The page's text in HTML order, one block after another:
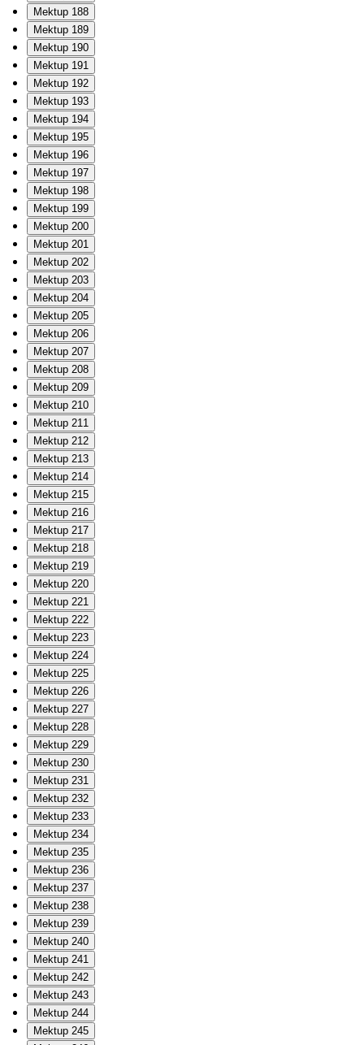
Mektup 188
Mektup 189
Mektup 190
Mektup 191
Mektup 192
Mektup 193
Mektup 194
Mektup 195
Mektup 196
Mektup 197
Mektup 198
Mektup 199
Mektup 200
Mektup 201
Mektup 202
Mektup 203
Mektup 204
Mektup 205
Mektup 206
Mektup 207
Mektup 208
Mektup 209
Mektup 210
Mektup 211
Mektup 212
Mektup 213
Mektup 214
Mektup 215
Mektup 216
Mektup 217
Mektup 218
Mektup 219
Mektup 220
Mektup 221
Mektup 222
Mektup 223
Mektup 224
Mektup 225
Mektup 226
Mektup 227
Mektup 228
Mektup 229
Mektup 230
Mektup 231
Mektup 232
Mektup 233
Mektup 234
Mektup 235
Mektup 236
Mektup 237
Mektup 238
Mektup 239
Mektup 240
Mektup 241
Mektup 242
Mektup 243
Mektup 244
Mektup 245